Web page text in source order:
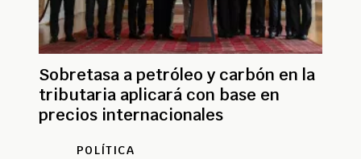
Sobretasa a petróleo y carbón en la
tributaria aplicará con base en
precios internacionales
POLÍTICA